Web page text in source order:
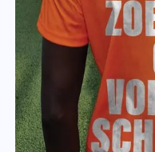
Rosa van Gool -
Via Italia
Via Italia
Gool je mee
pasta, pizza